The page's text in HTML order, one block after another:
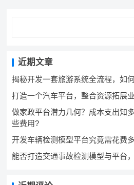
近期文章
揭秘开发一套旅游系统全流程，如
打造一个汽车平台，整合资源拓展
做家政平台潜力几何？成本支出知
些费用?
开发车辆检测模型平台究竟需花费
能否打造交通事故检测模型与平台